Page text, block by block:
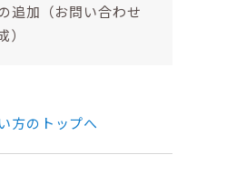
追加（お問い合わせ
方のトップへ